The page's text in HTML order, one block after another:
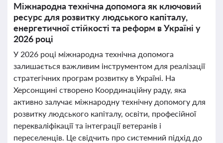
Міжнародна технічна допомога як ключовий
ресурс для розвитку людського капіталу,
енергетичної стійкості та реформ в Україні у
2026 році
У 2026 році міжнародна технічна допомога
залишається важливим інструментом для реалізації
стратегічних програм розвитку в Україні. На
Херсонщині створено Координаційну раду, яка
активно залучає міжнародну технічну допомогу для
розвитку людського капіталу, освіти, професійної
перекваліфікації та інтеграції ветеранів і
переселенців. Це свідчить про системний підхід до